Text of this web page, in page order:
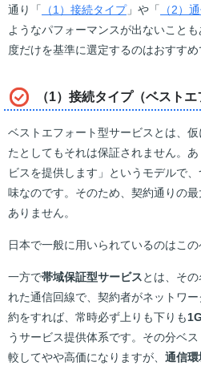
通り「
（1）接続タイプ」や「 （2）
ようなパフォーマンスが出ないこと
度だけを基準に選定するのはおすすめ
（1）接続タイプ（ベスト
ベストエフォート型サービスとは、
たとしてもそれは保証されません。
ビスを提供します」というモデルで、
味なのです。そのため、契約通りの
ありません。
日本で一般に用いられているのはこの
一方で帯域保証型サービスとは、そ
れた通信回線で、契約者がネットワ
約をすれば、常時必ず上りも下りも
うサービス提供体系です。その分ベ
較してやや高価になりますが、 通信環